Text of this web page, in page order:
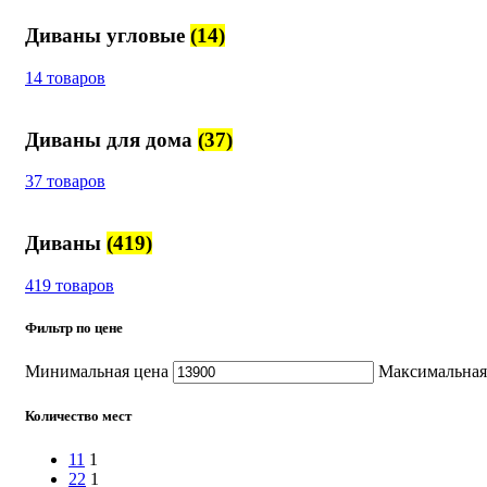
Диваны угловые (14)
14 товаров
Диваны для дома (37)
37 товаров
Диваны (419)
419 товаров
Фильтр по цене
Минимальная цена
Количество мест
11 1
22 1